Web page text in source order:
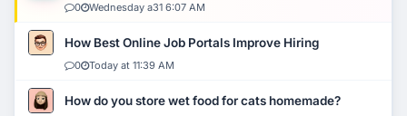
0 Wednesday a31 6:07 AM
How Best Online Job Portals Improve Hiring
0 Today at 11:39 AM
How do you store wet food for cats homemade?